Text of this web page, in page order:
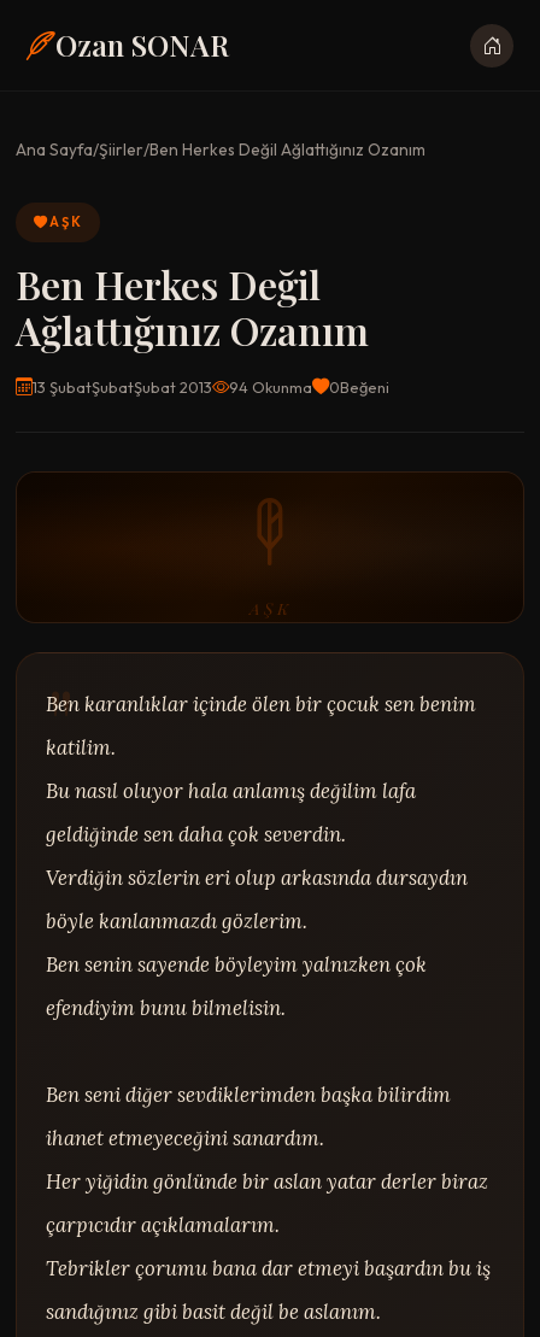
Ozan SONAR
Ana Sayfa/Şiirler/Ben Herkes Değil Ağlattığınız Ozanım
AŞK
Ben Herkes Değil
Ağlattığınız Ozanım
13 ŞubatŞubatŞubat 2013 94 Okunma 0Beğeni
AŞK
Ben karanlıklar içinde ölen bir çocuk sen benim
katilim.
Bu nasıl oluyor hala anlamış değilim lafa
geldiğinde sen daha çok severdin.
Verdiğin sözlerin eri olup arkasında dursaydın
böyle kanlanmazdı gözlerim.
Ben senin sayende böyleyim yalnızken çok
efendiyim bunu bilmelisin.
Ben seni diğer sevdiklerimden başka bilirdim
ihanet etmeyeceğini sanardım.
Her yiğidin gönlünde bir aslan yatar derler biraz
çarpıcıdır açıklamalarım.
Tebrikler çorumu bana dar etmeyi başardın bu iş
sandığınız gibi basit değil be aslanım.